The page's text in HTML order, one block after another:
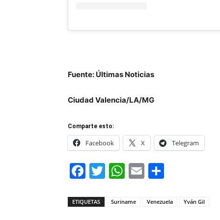
Fuente: Últimas Noticias
Ciudad Valencia/LA/MG
Comparte esto:
Facebook X Telegram
Facebook
Twitter
WhatsApp
Email
ETIQUETAS Suriname Venezuela Yván Gil